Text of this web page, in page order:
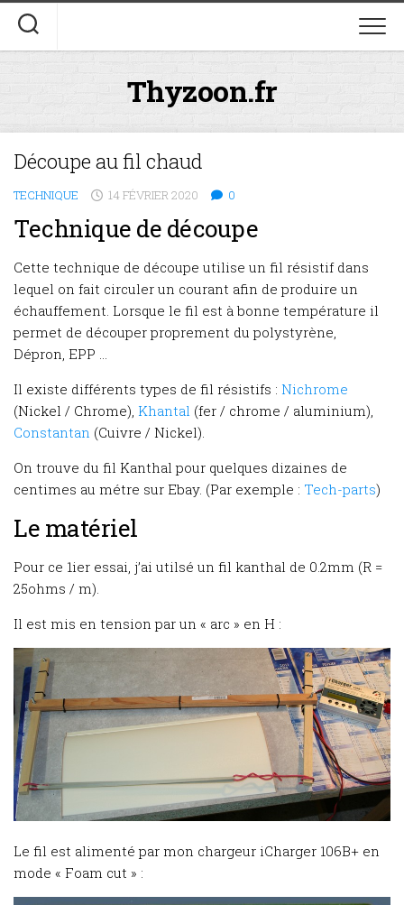
Skip
content
Thyzoon.fr
Découpe au fil chaud
TECHNIQUE 14 FÉVRIER 2020 0
Technique de découpe
Cette technique de découpe utilise un fil résistif dans
lequel on fait circuler un courant afin de produire un
échauffement. Lorsque le fil est à bonne température il
permet de découper proprement du polystyrène,
Dépron, EPP …
Il existe différents types de fil résistifs : Nichrome
(Nickel / Chrome), Khantal (fer / chrome / aluminium),
Constantan (Cuivre / Nickel).
On trouve du fil Kanthal pour quelques dizaines de
centimes au métre sur Ebay. (Par exemple : Tech-parts)
Le matériel
Pour ce 1ier essai, j’ai utilsé un fil kanthal de 0.2mm (R =
25ohms / m).
Il est mis en tension par un « arc » en H :
Le fil est alimenté par mon chargeur iCharger 106B+ en
mode « Foam cut » :